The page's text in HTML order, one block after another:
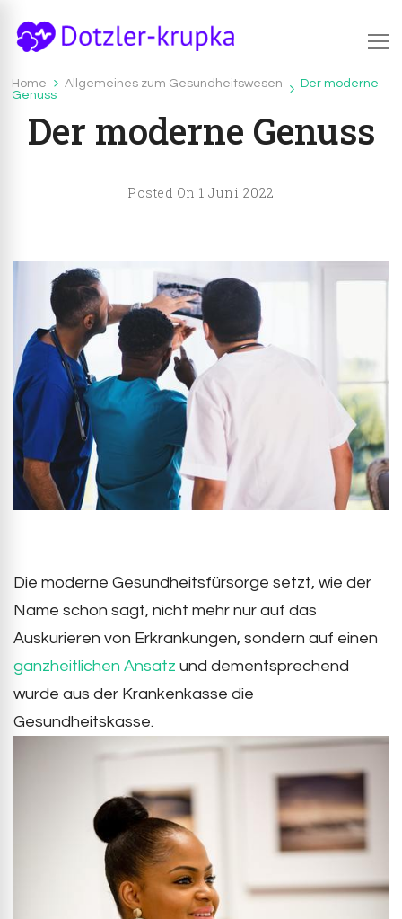
Dotzler-krupka.de
Gesundheit und Vorsorge
Home Allgemeines zum Gesundheitswesen
Der moderne
Genuss
Allgemeines zum Gesundheitswesen
Der moderne Genuss
Posted On 1 Juni 2022
Die moderne Gesundheitsfürsorge setzt, wie der
Name schon sagt, nicht mehr nur auf das
Auskurieren von Erkrankungen, sondern auf einen
ganzheitlichen Ansatz und dementsprechend
wurde aus der Krankenkasse die
Gesundheitskasse.